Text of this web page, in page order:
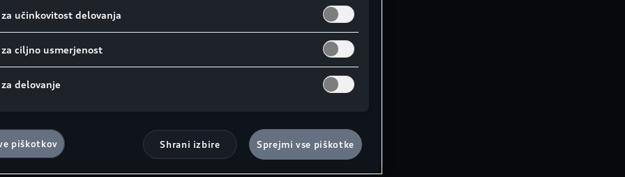
učinkovitost delovanja
ciljno usmerjenost
delovanje
piškotkov Shrani izbire Sprejmi vse piškotke